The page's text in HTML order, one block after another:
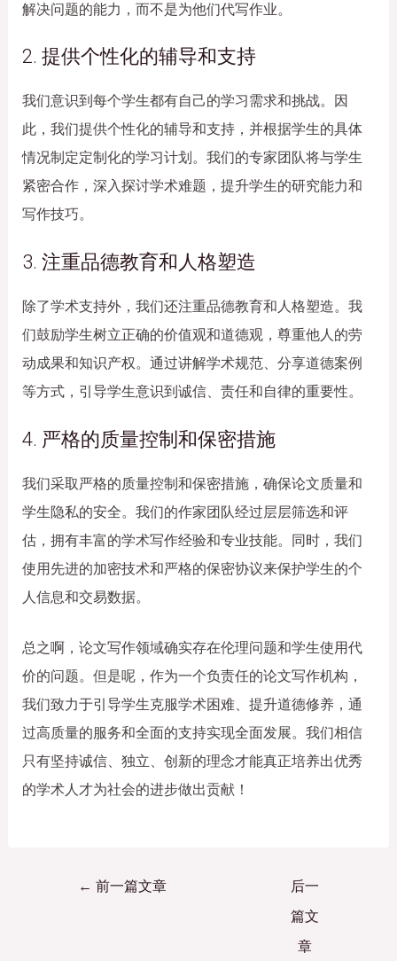
解决问题的能力，而不是为他们代写作业。
2. 提供个性化的辅导和支持
我们意识到每个学生都有自己的学习需求和挑战。因
此，我们提供个性化的辅导和支持，并根据学生的具体
情况制定定制化的学习计划。我们的专家团队将与学生
紧密合作，深入探讨学术难题，提升学生的研究能力和
写作技巧。
3. 注重品德教育和人格塑造
除了学术支持外，我们还注重品德教育和人格塑造。我
们鼓励学生树立正确的价值观和道德观，尊重他人的劳
动成果和知识产权。通过讲解学术规范、分享道德案例
等方式，引导学生意识到诚信、责任和自律的重要性。
4. 严格的质量控制和保密措施
我们采取严格的质量控制和保密措施，确保论文质量和
学生隐私的安全。我们的作家团队经过层层筛选和评
估，拥有丰富的学术写作经验和专业技能。同时，我们
使用先进的加密技术和严格的保密协议来保护学生的个
人信息和交易数据。
总之啊，论文写作领域确实存在伦理问题和学生使用代
价的问题。但是呢，作为一个负责任的论文写作机构，
我们致力于引导学生克服学术困难、提升道德修养，通
过高质量的服务和全面的支持实现全面发展。我们相信
只有坚持诚信、独立、创新的理念才能真正培养出优秀
的学术人才为社会的进步做出贡献！
← 前一篇文章
后一
篇文
章